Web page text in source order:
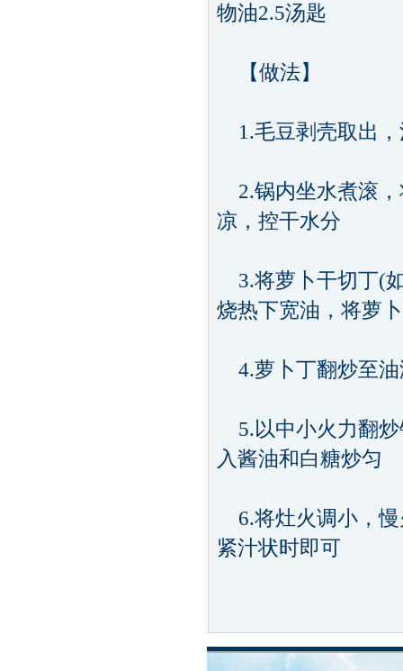
物油2.5汤匙
【做法】
1.毛豆剥壳取出，
2.锅内坐水煮滚，
凉，控干水分
3.将萝卜干切丁(
烧热下宽油，将萝
4.萝卜丁翻炒至油
5.以中小火力翻炒
入酱油和白糖炒匀
6.将灶火调小，慢
紧汁状时即可